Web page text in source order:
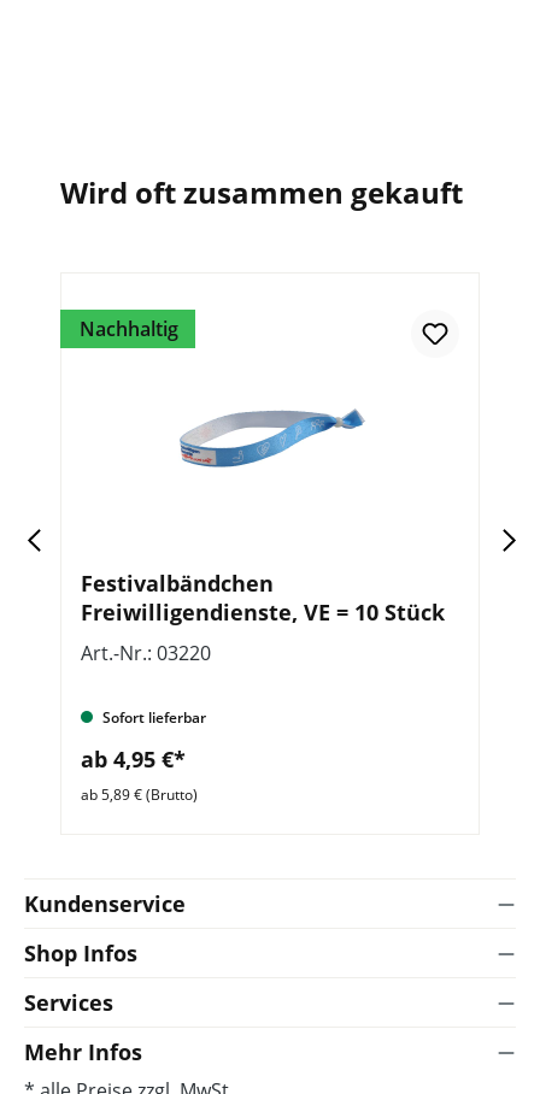
Wird oft zusammen gekauft
Nachhaltig
Festivalbändchen
Freiwilligendienste, VE = 10 Stück
Art.-Nr.: 03220
Sofort lieferbar
ab 4,95 €*
ab 5,89 € (Brutto)
Kundenservice
Shop Infos
Services
Mehr Infos